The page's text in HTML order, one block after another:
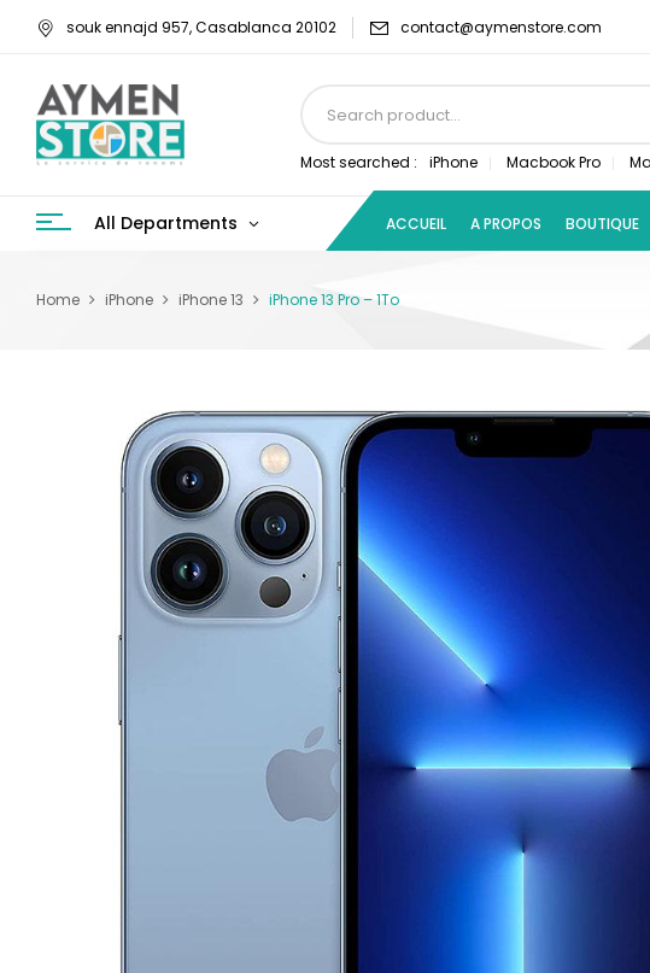
souk ennajd 957, Casablanca 20102 contact@aymenstore.com
Most searched : iPhone Macbook Pro
All Departments ACCUEIL A PROPOS BOUTIQUE
Home iPhone iPhone 13 iPhone 13 Pro – 1To